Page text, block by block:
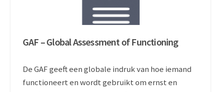
GAF – Global Assessment of Functioning
De GAF geeft een globale indruk van hoe iemand
functioneert en wordt gebruikt om ernst en